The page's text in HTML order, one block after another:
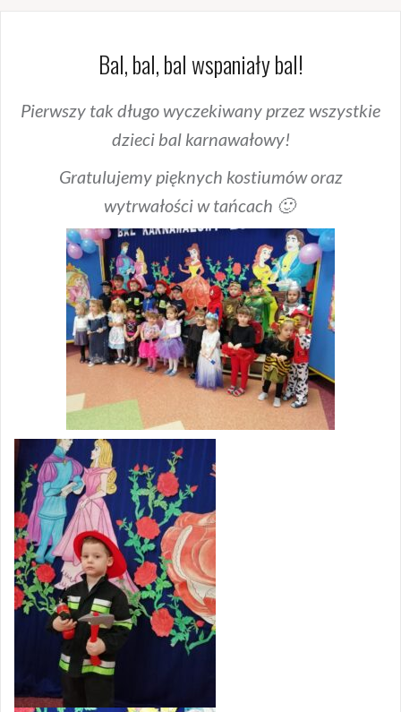
Bal, bal, bal wspaniały bal!
Pierwszy tak długo wyczekiwany przez wszystkie
dzieci bal karnawałowy!
Gratulujemy pięknych kostiumów oraz
wytrwałości w tańcach 🙂